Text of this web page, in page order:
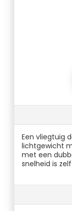
Een vliegtuig
lichtgewicht
met een
snelheid is